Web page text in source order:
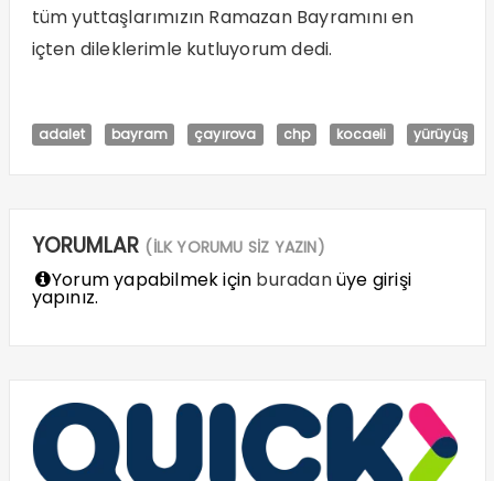
tüm yuttaşlarımızın Ramazan Bayramını en
içten dileklerimle kutluyorum dedi.
adalet bayram çayırova chp kocaeli yürüyüş
YORUMLAR (İLK YORUMU SİZ YAZIN)
Yorum yapabilmek için buradanüye girişi
yapınız.